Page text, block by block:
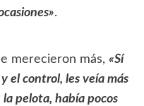
.
merecieron más, «Sí
el control, les veía más
pelota, había pocos